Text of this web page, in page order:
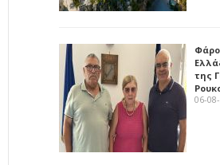
της
06-